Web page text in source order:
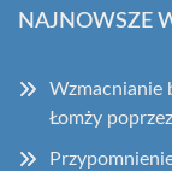
NAJNOWSZE
Wzmacnianie
Łomży